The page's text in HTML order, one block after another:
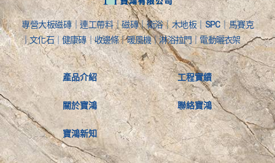
專營大板磁磚｜連工帶料｜磁磚｜衛浴｜木地板｜SPC｜馬賽克
｜文化石｜健康磚｜收邊條｜暖風機｜淋浴拉門｜電動曬衣架
產品介紹
關於寶鴻
寶鴻新知
工程實績
聯絡寶鴻